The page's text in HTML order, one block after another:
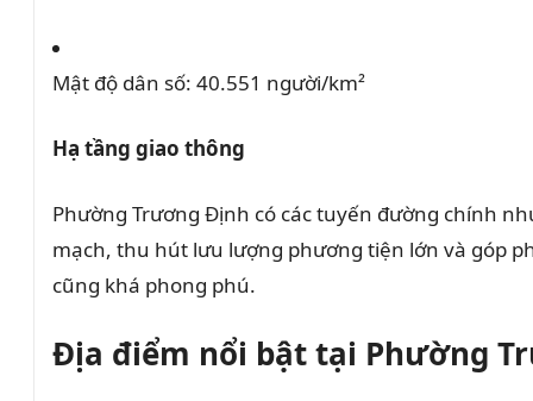
Mật độ dân số: 40.551 người/km²
Hạ tầng giao thông
Phường Trương Định có các tuyến đường chính
mạch, thu hút lưu lượng phương tiện lớn và góp
cũng khá phong phú.
Địa điểm nổi bật tại Phường